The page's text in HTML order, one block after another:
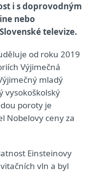
i s doprovodným
nebo
televize.
od roku 2019
Výjimečná
mladý
vysokoškolský
poroty je
Nobelovy ceny za
Einsteinovy
vln a byl